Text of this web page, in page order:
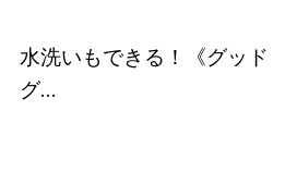
水洗いもできる！《グッド
グ...